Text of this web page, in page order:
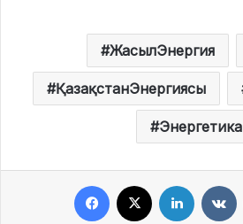
ЖасылЭнергия
ҚазақстанЭнергиясы
Энергетика